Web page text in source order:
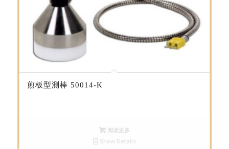
煎板型測棒 50014-K
阅读更多
Show Details